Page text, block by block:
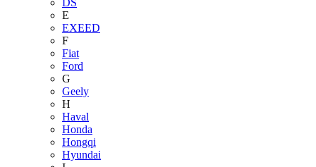
DS
E
EXEED
F
Fiat
Ford
G
Geely
H
Haval
Honda
Hongqi
Hyundai